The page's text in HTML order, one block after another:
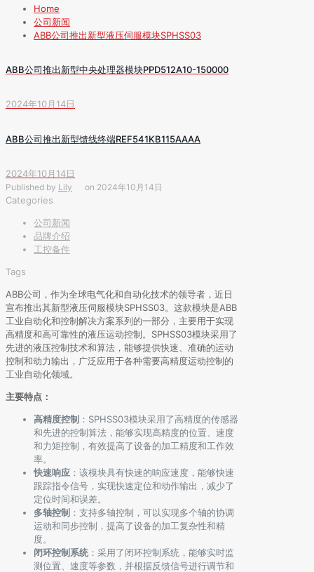
Home
公司新闻
ABB公司推出新型液压伺服模块SPHSS03
ABB公司推出新型中央处理器模块PPD512A10-150000
2024年10月14日
ABB公司推出新型馈线终端REF541KB115AAAA
2024年10月14日
Published by Lily on 2024年10月14日
Categories
公司新闻
品牌介绍
工控备件
Tags
ABB公司，作为全球电气化和自动化技术的领导者，近日
宣布推出其新型液压伺服模块SPHSS03。这款模块是ABB
工业自动化和控制解决方案系列的一部分，主要用于实现
高精度和高可靠性的液压运动控制。SPHSS03模块采用了
先进的液压控制技术和算法，能够提供快速、准确的运动
控制和动力输出，广泛应用于各种需要高精度运动控制的
工业自动化领域。
主要特点：
高精度控制 ：SPHSS03模块采用了高精度的传感器
和先进的控制算法，能够实现高精度的位置、速度
和力矩控制，有效提高了设备的加工精度和工作效
率。
快速响应 ：该模块具有快速的响应速度，能够快速
跟踪指令信号，实现快速定位和动作输出，减少了
定位时间和误差。
多轴控制 ：支持多轴控制，可以实现多个轴的协调
运动和同步控制，提高了设备的加工复杂性和精
度。
闭环控制系统 ：采用了闭环控制系统，能够实时监
测位置、速度等参数，并根据反馈信号进行调节和